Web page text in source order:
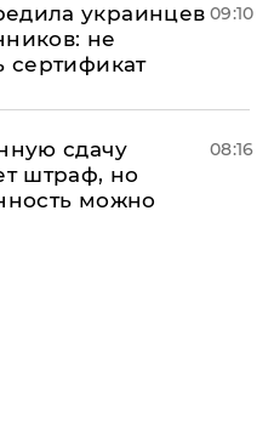
украинцев
не
сертификат
09:10
сдачу
штраф, но
можно
08:16